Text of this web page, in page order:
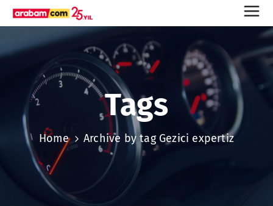
Tags
Home Archive by tag Gezici expertiz